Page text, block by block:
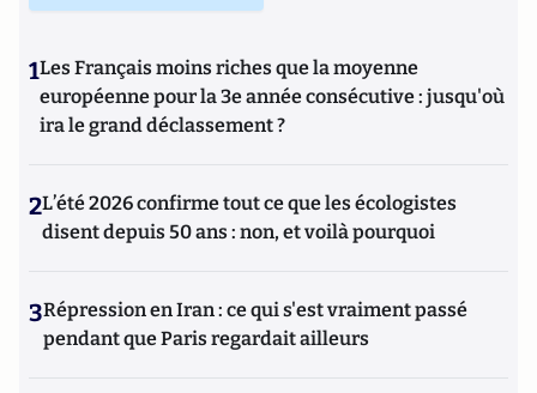
1Les Français moins riches que la moyenne
européenne pour la 3e année consécutive : jusqu'où
ira le grand déclassement ?
2L’été 2026 confirme tout ce que les écologistes
disent depuis 50 ans : non, et voilà pourquoi
3Répression en Iran : ce qui s'est vraiment passé
pendant que Paris regardait ailleurs